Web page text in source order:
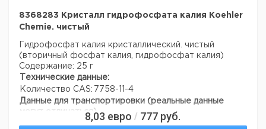
8368283 Кристалл гидрофосфата калия Koehler
Chemie. чистый
Гидрофосфат калия кристаллический. чистый
(вторичный фосфат калия, гидрофосфат калия)
Содержание: 25 г
Технические данные:
Количество CAS: 7758-11-4
Данные для транспортировки (реальные данные
могут отличаться)
Страна происхождения:
Германия
8,03 евро / 777 руб.